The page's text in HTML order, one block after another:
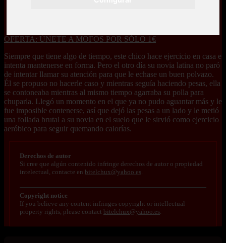
OFERTA: ÚNETE A MOFOS POR SÓLO 1€
Siempre que tiene algo de tiempo, este chico hace ejercicio en casa e
intenta mantenerse en forma. Pero el otro día su novia latina no paró
de intentar llamar su atención para que le echase un buen polvazo.
Él se propuso no hacerle caso y mientras seguía haciendo pesas, ella
se contoneaba mientras al mismo tiempo agarraba su polla para
chuparla. Llegó un momento en el que ya no pudo aguantar más y le
fue imposible contenerse, así que dejó las pesas a un lado y le metió
una follada brutal a su novia en el suelo que le sirvió como ejercicio
aeróbico para seguir quemando calorías.
Derechos de autor
Si cree que algún contenido infringe derechos de autor o propiedad
intelectual, contacte en bitelchux@yahoo.es
Copyright notice
If you believe any content infringes copyright or intellectual
property rights, please contact bitelchux@yahoo.es